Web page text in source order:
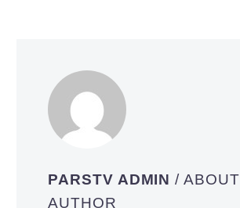
PARSTV ADMIN/ ABOUT
AUTHOR